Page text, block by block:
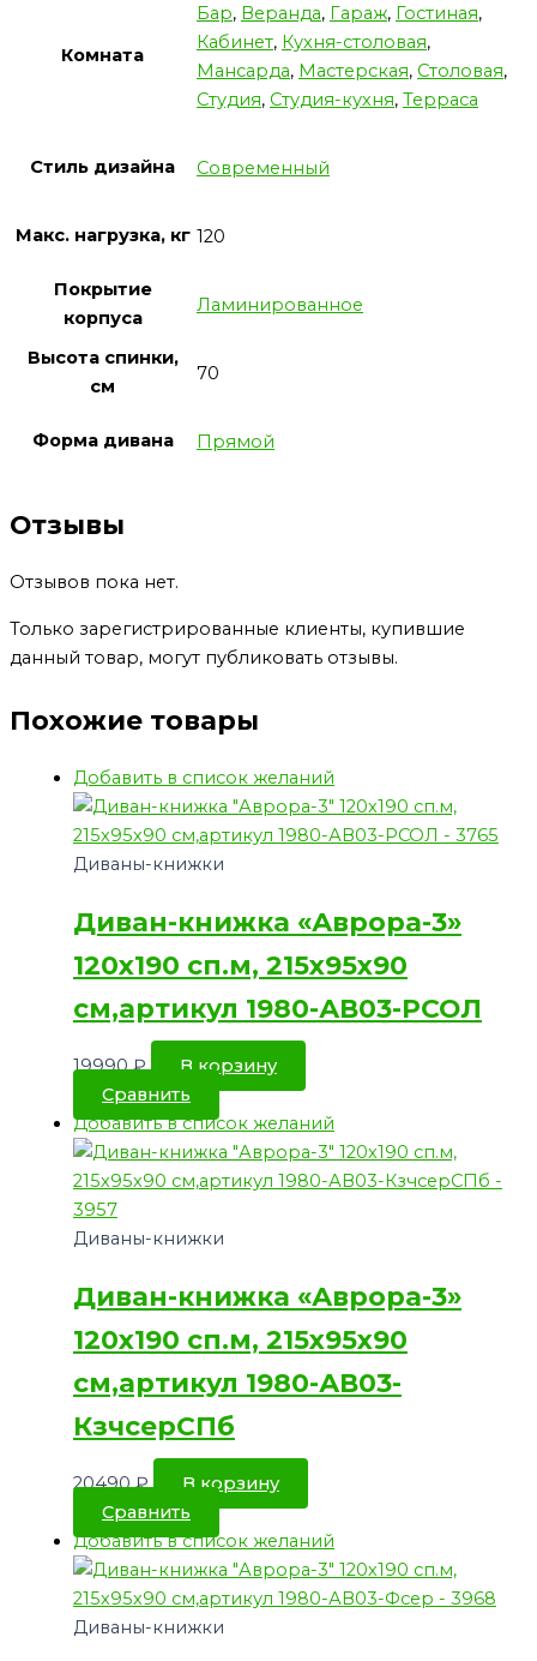
Комната
Бар, Веранда, Гараж, Гостиная,
Кабинет, Кухня-столовая,
Мансарда, Мастерская, Столовая,
Студия, Студия-кухня, Терраса
Стиль дизайна Современный
Макс. нагрузка, кг 120
Покрытие
корпуса
Ламинированное
Высота спинки,
см
70
Форма дивана Прямой
Отзывы
Отзывов пока нет.
Только зарегистрированные клиенты, купившие
данный товар, могут публиковать отзывы.
Похожие товары
Добавить в список желаний
Диваны-книжки
Диван-книжка «Аврора-3»
120х190 сп.м, 215х95х90
см,артикул 1980-АВ03-РСОЛ
19990₽
В корзину
Сравнить
Добавить в список желаний
Диваны-книжки
Диван-книжка «Аврора-3»
120х190 сп.м, 215х95х90
см,артикул 1980-АВ03-
КзчсерСПб
20490₽
В корзину
Сравнить
Добавить в список желаний
Диваны-книжки